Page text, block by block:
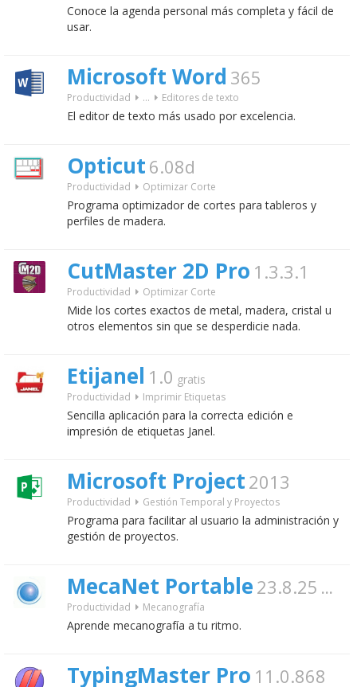
Conoce la agenda personal más completa y fácil de
usar.
Microsoft Word 365
Productividad ... Editores de texto
El editor de texto más usado por excelencia.
Opticut 6.08d
Productividad Optimizar Corte
Programa optimizador de cortes para tableros y
perfiles de madera.
CutMaster 2D Pro 1.3.3.1
Productividad Optimizar Corte
Mide los cortes exactos de metal, madera, cristal u
otros elementos sin que se desperdicie nada.
Etijanel 1.0 gratis
Productividad Imprimir Etiquetas
Sencilla aplicación para la correcta edición e
impresión de etiquetas Janel.
Microsoft Project 2013
Productividad Gestión Temporal y Proyectos
Programa para facilitar al usuario la administración y
gestión de proyectos.
MecaNet Portable 23.8.25 gratis
Productividad Mecanografía
Aprende mecanografía a tu ritmo.
TypingMaster Pro 11.0.868